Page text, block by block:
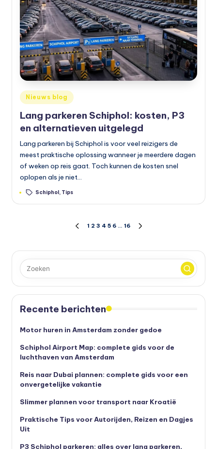
Geplaatst
in
Nieuws blog
Lang parkeren Schiphol: kosten, P3
en alternatieven uitgelegd
Lang parkeren bij Schiphol is voor veel reizigers de
meest praktische oplossing wanneer je meerdere dagen
of weken op reis gaat. Toch kunnen de kosten snel
oplopen als je niet…
Tags: Schiphol, Tips
Berichten
paginering
VORIGE
1 2 3 4 5 6 … 16
Recente berichten
Motor huren in Amsterdam zonder gedoe
Schiphol Airport Map: complete gids voor de
luchthaven van Amsterdam
Reis naar Dubai plannen: complete gids voor een
onvergetelijke vakantie
Slimmer plannen voor transport naar Kroatië
Praktische Tips voor Autorijden, Reizen en Dagjes
Uit
P3 Schiphol parkeren: alles over lang parkeren,